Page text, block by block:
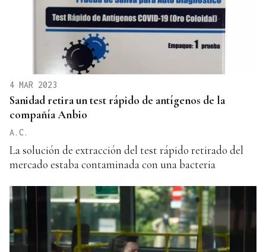
4 MAR 2023
Sanidad retira un test rápido de antígenos de la
compañía Anbio
A.C.
La solución de extracción del test rápido retirado del
mercado estaba contaminada con una bacteria